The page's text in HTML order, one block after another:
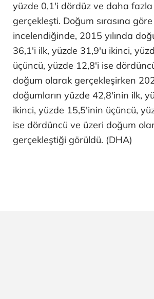
yüzde 0,1'i dördüz ve daha
gerçekleşti. Doğum sırasına
incelendiğinde, 2015 yılında
36,1'i ilk, yüzde 31,9'u ikinci,
üçüncü, yüzde 12,8'i ise
doğum olarak gerçekleşirken
doğumların yüzde 42,8'inin ilk,
ikinci, yüzde 15,5'inin üçüncü,
ise dördüncü ve üzeri doğum
gerçekleştiği görüldü. (DHA)